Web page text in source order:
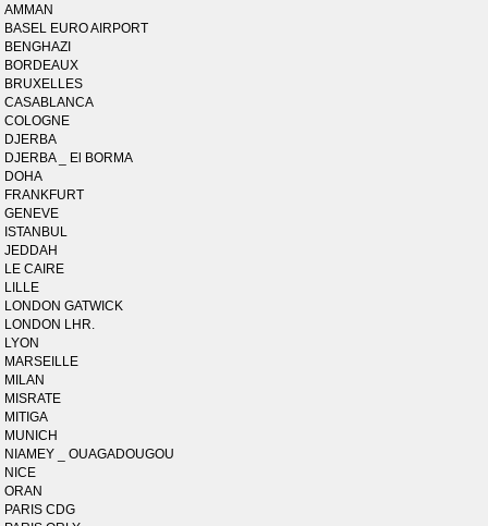
AMMAN
BASEL EURO AIRPORT
BENGHAZI
BORDEAUX
BRUXELLES
CASABLANCA
COLOGNE
DJERBA
DJERBA _ El BORMA
DOHA
FRANKFURT
GENEVE
ISTANBUL
JEDDAH
LE CAIRE
LILLE
LONDON GATWICK
LONDON LHR.
LYON
MARSEILLE
MILAN
MISRATE
MITIGA
MUNICH
NIAMEY _ OUAGADOUGOU
NICE
ORAN
PARIS CDG